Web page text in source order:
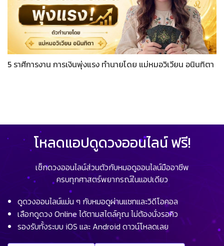
5 ราศีการงาน การเงินพุ่งแรง ทำนายโดย แม่หมอวิเวียน อนินทิตา
โหลดแอปดูดวงออนไลน์ ฟรี!
เช็กดวงออนไลน์ส่วนตัวกับหมอดูออนไลน์มืออาชีพ
ครบทุกศาสตร์พยากรณ์ในแอปเดียว
ดูดวงออนไลน์แม่น ๆ กับหมอดูผ่านแชทและวิดีโอคอล
เลือกดูดวง Online ได้ตามสไตล์คุณ ไม่ต้องนั่งรอคิว
รองรับทั้งระบบ iOS และ Android ดาวน์โหลดเลย